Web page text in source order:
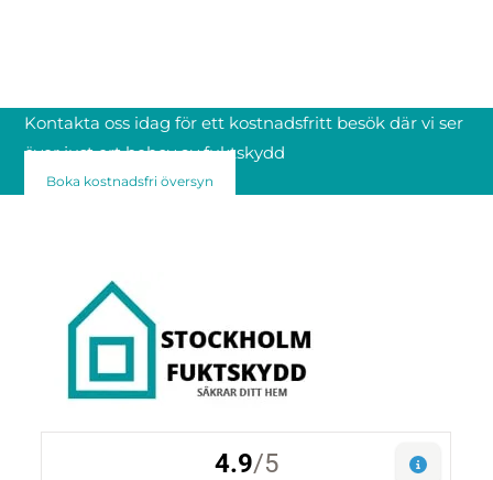
Kontakta oss idag för ett kostnadsfritt besök där vi ser
över just ert behov av fuktskydd
Boka kostnadsfri översyn